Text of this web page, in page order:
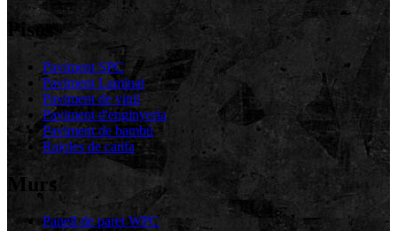
Pisos
Paviment SPC
Paviment Laminat
Paviment de vinil
Paviment d'enginyeria
Paviment de bambú
Rajoles de catifa
Murs
Panell de paret WPC